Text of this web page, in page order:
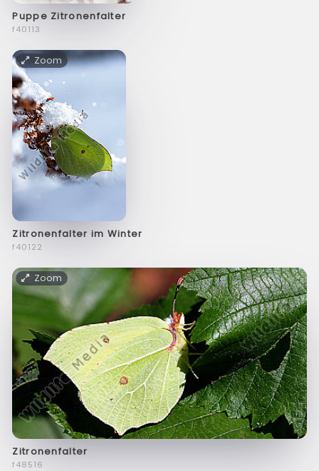
Puppe Zitronenfalter
f40113
Zoom
Zitronenfalter im Winter
f40122
Zoom
Zitronenfalter
f48516